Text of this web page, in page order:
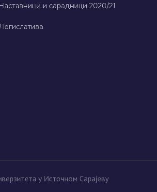
Наставници и сарадници 2020/21
у Источном Сарајеву